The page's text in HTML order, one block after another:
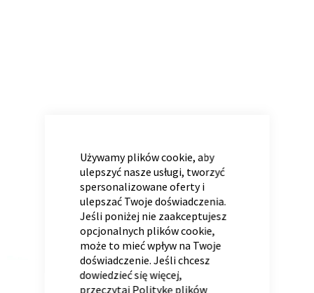
Używamy plików cookie, aby
ulepszyć nasze usługi, tworzyć
spersonalizowane oferty i
ulepszać Twoje doświadczenia.
Jeśli poniżej nie zaakceptujesz
opcjonalnych plików cookie,
może to mieć wpływ na Twoje
doświadczenie. Jeśli chcesz
dowiedzieć się więcej,
przeczytaj Politykę plików
Skandynawskie Dziecięce
Regał Szafka RTV
Wszystkie dodatki